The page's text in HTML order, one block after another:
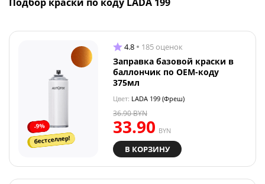
-9%
бестселлер!
4.8 185 оценок
Заправка базовой краски в
баллончик по OEM-коду
375мл
Цвет: LADA 199 (Фреш)
33.90 BYN
36.90BYN
В КОРЗИНУ